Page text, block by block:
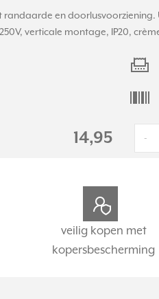
en
verticale montage, IP20,
14,95 -
veilig kopen met
kopersbescherming